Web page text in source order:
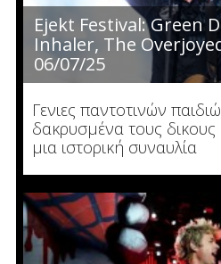
Ejekt Festival: Green
Inhaler, The
06/07/25
Γενιες παντοτινών
δακρυσμένα τους
μια ιστορική συναυλία